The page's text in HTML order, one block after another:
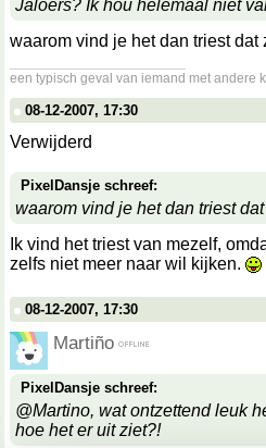
Jaloers? Ik hou helemaal niet
waarom vind je het dan triest
een typisch geval van iemand met andere
08-12-2007, 17:30
Verwijderd
PixelDansje schreef:
waarom vind je het dan triest
Ik vind het triest van mezelf,
zelfs niet meer naar wil kijken.
08-12-2007, 17:30
Martiño
PixelDansje schreef:
@Martino, wat ontzettend leuk
hoe het er uit ziet?!